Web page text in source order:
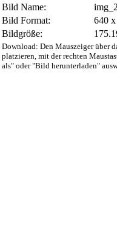
Bild Name:
Bild Format:
640
Bildgröße:
Download: Den Mauszeiger über
platzieren, mit der rechten
als" oder "Bild herunterladen"